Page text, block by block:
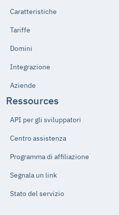
Caratteristiche
Tariffe
Domini
Integrazione
Aziende
Ressources
API per gli sviluppatori
Centro assistenza
Programma di affiliazione
Segnala un link
Stato del servizio